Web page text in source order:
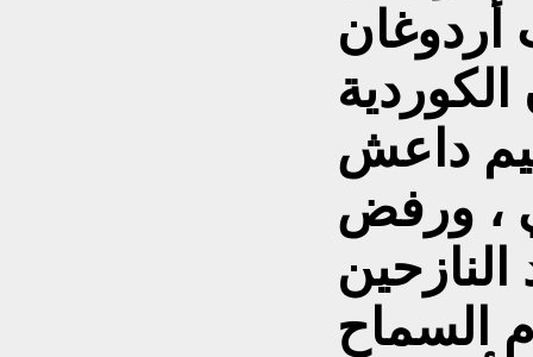
داعش
، ورفض
النازحين
السماح